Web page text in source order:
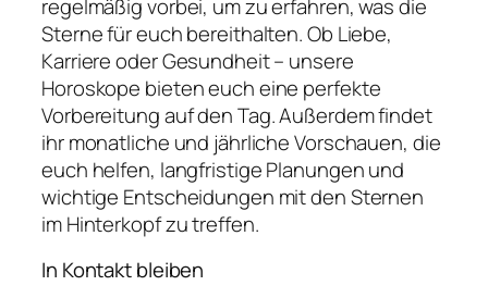
regelmäßig vorbei, um zu erfahren, was die
Sterne für euch bereithalten. Ob Liebe,
Karriere oder Gesundheit – unsere
Horoskope bieten euch eine perfekte
Vorbereitung auf den Tag. Außerdem findet
ihr monatliche und jährliche Vorschauen, die
euch helfen, langfristige Planungen und
wichtige Entscheidungen mit den Sternen
im Hinterkopf zu treffen.
In Kontakt bleiben